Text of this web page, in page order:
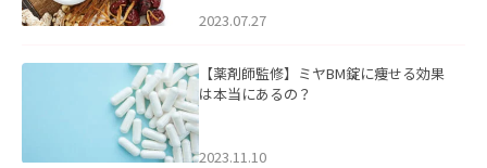
2023.07.27
【薬剤師監修】ミヤBM錠に痩せる効果
は本当にあるの？
2023.11.10